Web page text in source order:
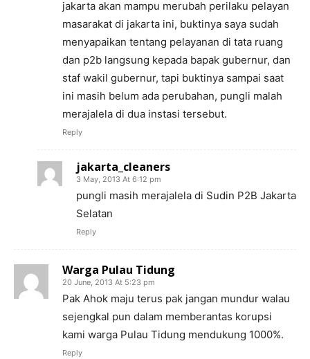
jakarta akan mampu merubah perilaku pelayan
masarakat di jakarta ini, buktinya saya sudah
menyapaikan tentang pelayanan di tata ruang
dan p2b langsung kepada bapak gubernur, dan
staf wakil gubernur, tapi buktinya sampai saat
ini masih belum ada perubahan, pungli malah
merajalela di dua instasi tersebut.
Reply
jakarta_cleaners
3 May, 2013 At 6:12 pm
pungli masih merajalela di Sudin P2B Jakarta
Selatan
Reply
Warga Pulau Tidung
20 June, 2013 At 5:23 pm
Pak Ahok maju terus pak jangan mundur walau
sejengkal pun dalam memberantas korupsi
kami warga Pulau Tidung mendukung 1000%.
Reply